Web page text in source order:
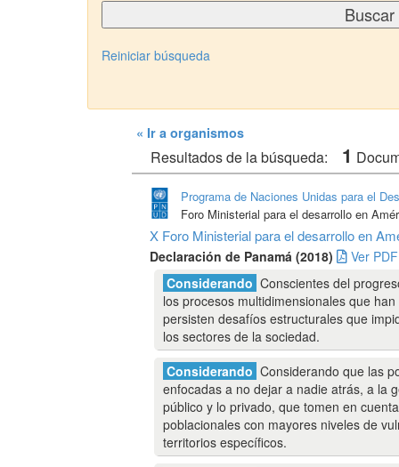
Reiniciar búsqueda
« Ir a organismos
Resultados de la búsqueda: 1
Programa de Naciones Unidas para el
Foro Ministerial para el desarrollo en
X Foro Ministerial para el desarrollo en
Declaración de Panamá (2018)
Ver PDF
Considerando Conscientes del
los procesos multidimensionales que
persisten desafíos estructurales que
los sectores de la sociedad.
Considerando Considerando que las
enfocadas a no dejar a nadie atrás, a la
público y lo privado, que tomen en
poblacionales con mayores niveles de
territorios específicos.